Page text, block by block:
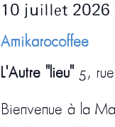
10 juillet 2026
Amikarocoffee
L'Autre "lieu" 5,
Bienvenue à la